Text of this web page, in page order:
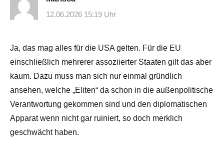
12.06.2026 15:19 Uhr
Ja, das mag alles für die USA gelten. Für die EU
einschließlich mehrerer assoziierter Staaten gilt das aber
kaum. Dazu muss man sich nur einmal gründlich
ansehen, welche „Eliten“ da schon in die außenpolitische
Verantwortung gekommen sind und den diplomatischen
Apparat wenn nicht gar ruiniert, so doch merklich
geschwächt haben.